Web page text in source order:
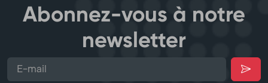
Abonnez-vous à notre
newsletter